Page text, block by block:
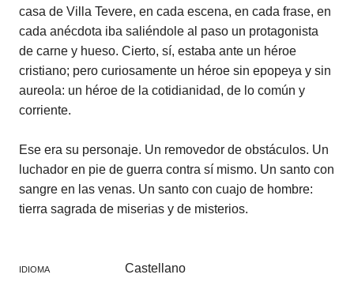
casa de Villa Tevere, en cada escena, en cada frase, en
cada anécdota iba saliéndole al paso un protagonista
de carne y hueso. Cierto, sí, estaba ante un héroe
cristiano; pero curiosamente un héroe sin epopeya y sin
aureola: un héroe de la cotidianidad, de lo común y
corriente.
Ese era su personaje. Un removedor de obstáculos. Un
luchador en pie de guerra contra sí mismo. Un santo con
sangre en las venas. Un santo con cuajo de hombre:
tierra sagrada de miserias y de misterios.
IDIOMA Castellano